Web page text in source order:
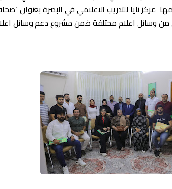
مركز نايا للتدريب الاعلامي في البصرة بعنوان
وسائل اعلام مختلفة ضمن مشروع دعم وسائل اعلام